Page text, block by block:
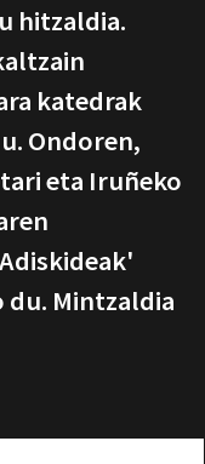
hitzaldia.
katedrak
Ondoren,
eta Iruñeko
du. Mintzaldia